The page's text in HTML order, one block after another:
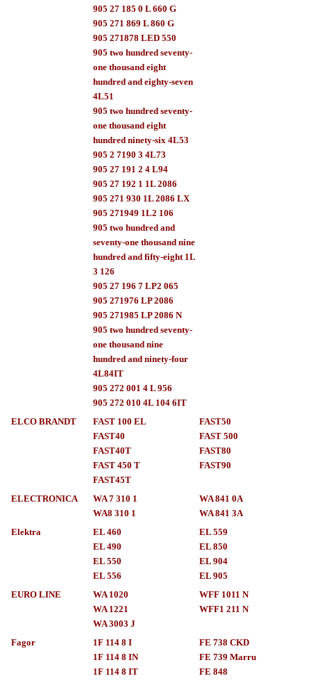
905 27 185 0 L 660 G
905 271 869 L 860 G
905 271878 LED 550
905 two hundred seventy-
one thousand eight
hundred and eighty-seven
4L51
905 two hundred seventy-
one thousand eight
hundred ninety-six 4L53
905 2 7190 3 4L73
905 27 191 2 4 L94
905 27 192 1 1L 2086
905 271 930 1L 2086 LX
905 271949 1L2 106
905 two hundred and
seventy-one thousand nine
hundred and fifty-eight 1L
3 126
905 27 196 7 LP2 065
905 271976 LP 2086
905 271985 LP 2086 N
905 two hundred seventy-
one thousand nine
hundred and ninety-four
4L84IT
905 272 001 4 L 956
905 272 010 4L 104 6IT
ELCO BRANDT
FAST 100 EL
FAST40
FAST40T
FAST 450 T
FAST45T
FAST50
FAST 500
FAST80
FAST90
ELECTRONICA
WA 7 310 1
WA8 310 1
WA 841 0A
WA 841 3A
Elektra
EL 460
EL 490
EL 550
EL 556
EL 559
EL 850
EL 904
EL 905
EURO LINE
WA 1020
WA 1221
WA 3003 J
WFF 1011 N
WFF1 211 N
Fagor
1F 114 8 I
1F 114 8 IN
1F 114 8 IT
FE 738 CKD
FE 739 Marru
FE 848